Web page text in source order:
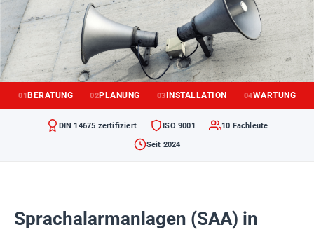
01 BERATUNG 02PLANUNG 03 INSTALLATION 04WARTUNG
DIN 14675 zertifiziert ISO 9001 10 Fachleute
Seit 2024
Sprachalarmanlagen (SAA) in